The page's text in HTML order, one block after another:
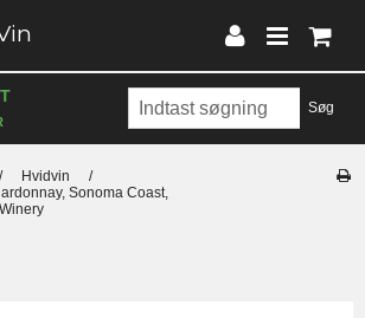
Søg
/ Hvidvin
/
Sonoma Coast,